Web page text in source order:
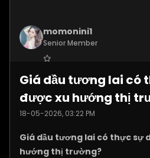
momonini1
Senior Member
Posts: 5399
Giá dầu tương lai có
được xu hướng thị
18-05-2026, 03:22 PM
Giá dầu tương lai có thực sự
hướng thị trường?